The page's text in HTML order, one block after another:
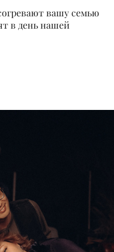
вашу семью
в день нашей